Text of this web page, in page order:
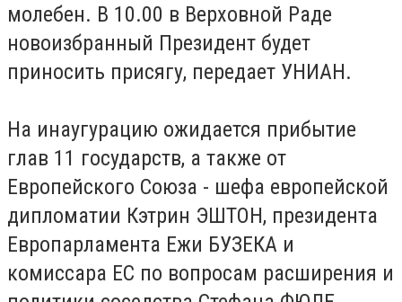
молебен. В 10.00 в Верховной Раде
новоизбранный Президент будет
приносить присягу, передает УНИАН.
На инаугурацию ожидается прибытие
глав 11 государств, а также от
Европейского Союза - шефа европейской
дипломатии Кэтрин ЭШТОН, президента
Европарламента Ежи БУЗЕКА и
комиссара ЕС по вопросам расширения и